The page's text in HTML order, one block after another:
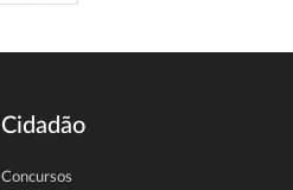
Cidadão
Concursos